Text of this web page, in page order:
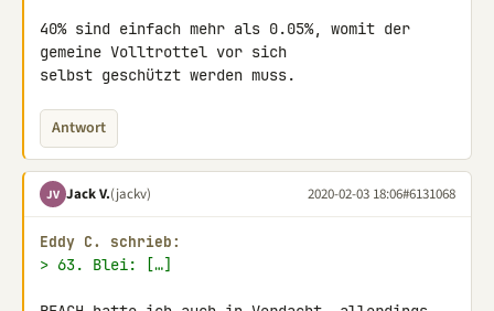
40% sind einfach mehr als 0.05%, womit der
gemeine Volltrottel vor sich
selbst geschützt werden muss.
Antwort
JV Jack V.(jackv) 2020-02-03 18:06#6131068
Eddy C. schrieb:
> 63. Blei: […]